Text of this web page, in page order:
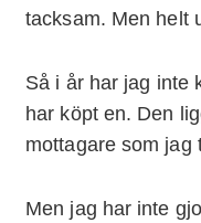
tacksam. Men helt
Så i år har jag inte
har köpt en. Den
mottagare som jag
Men jag har inte